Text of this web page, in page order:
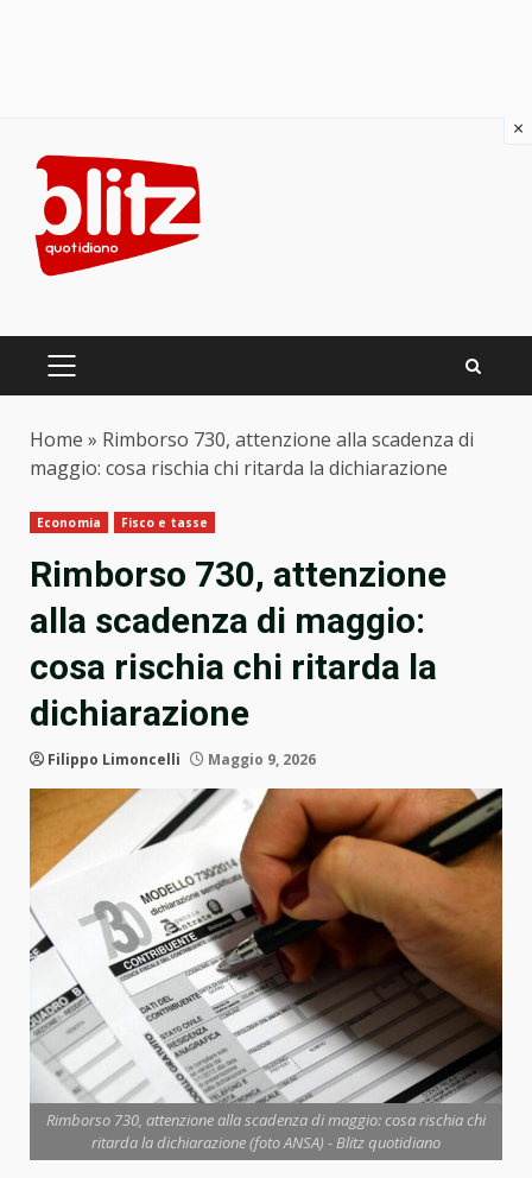
content
PRIMARY
Home » Rimborso 730, attenzione alla scadenza di
maggio: cosa rischia chi ritarda la dichiarazione
Economia Fisco e tasse
Rimborso 730, attenzione
alla scadenza di maggio:
cosa rischia chi ritarda la
dichiarazione
Filippo Limoncelli Maggio 9, 2026
Rimborso 730, attenzione alla scadenza di maggio: cosa rischia chi
ritarda la dichiarazione (foto ANSA) - Blitz quotidiano
×